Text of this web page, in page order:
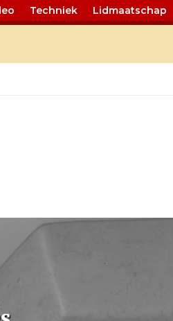
Techniek Lidmaatschap